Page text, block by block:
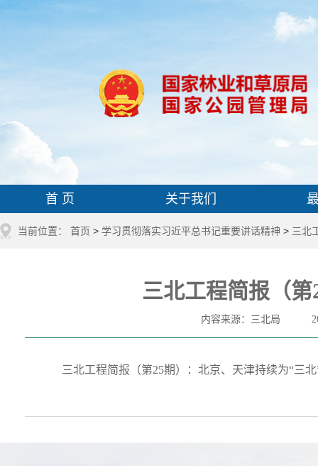
首 页 关于我们
当前位置： 首页 > 学习贯彻落实习近平总书记重要讲话精神 > 三北
三北工程简报（
内容来源：三北局
三北工程简报（第25期）：北京、天津持续为“三